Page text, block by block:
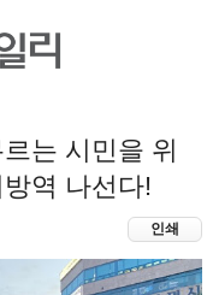
는 시민을 위
역 나선다!
인쇄